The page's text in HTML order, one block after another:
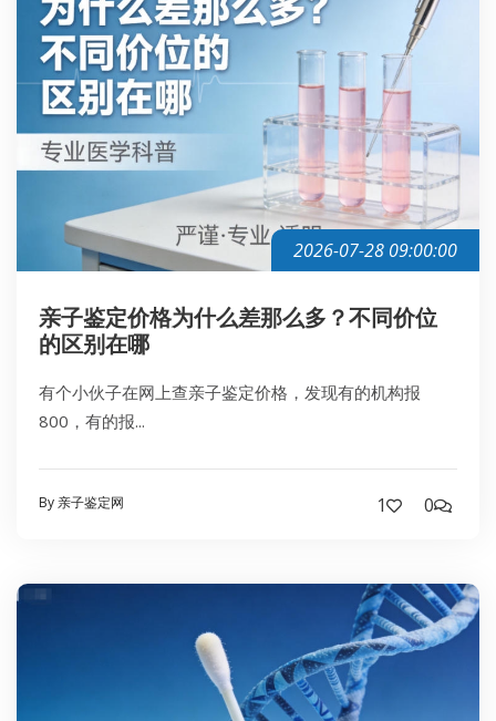
2026-07-28 09:00:00
亲子鉴定价格为什么差那么多？不同价位
的区别在哪
有个小伙子在网上查亲子鉴定价格，发现有的机构报
800，有的报...
By 亲子鉴定网 1 0